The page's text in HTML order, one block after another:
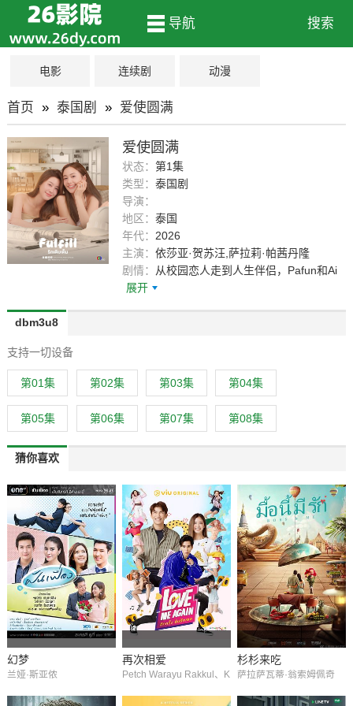
导航 搜索
电影 连续剧 动漫
首页 » 泰国剧 » 爱使圆满
爱使圆满
状态：第1集
类型：泰国剧
导演：
地区：泰国
年代： 2026
主演：依莎亚·贺苏汪,萨拉莉·帕茜丹隆
剧情：
从校园恋人走到人生伴侣，Pafun和Ai
展开
dbm3u8
支持一切设备
第01集 第02集 第03集 第04集
第05集 第06集 第07集 第08集
猜你喜欢
幻梦
兰娅·斯亚侬
再次相爱
Petch Warayu Rakkul、K
杉杉来吃
萨拉萨瓦蒂·翁索姆佩奇